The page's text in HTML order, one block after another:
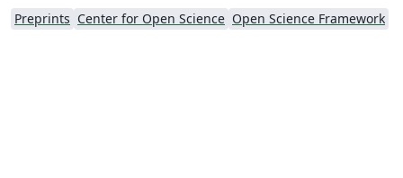
Preprints Center for Open Science Open Science Framework